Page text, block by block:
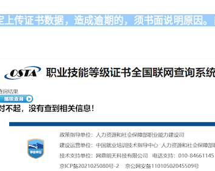
传证书数据，造成逾期的，须书面说明原因